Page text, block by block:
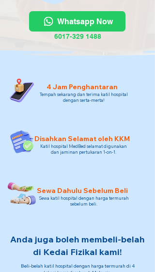
Whatsapp Now
6017-329 1488
4 Jam Penghantaran
Tempah sekarang dan terima katil hospital
dengan serta-merta!
Disahkan Selamat oleh KKM
Katil hospital MedBed selamat digunakan
dan jaminan pertukaran 1-on-1.
Sewa Dahulu Sebelum Beli
Sewa katil hospital dengan harga termurah
sebelum beli.
Anda juga boleh membeli-belah
di Kedai Fizikal kami!
Beli-belah katil hospital dengan harga termurah di 4